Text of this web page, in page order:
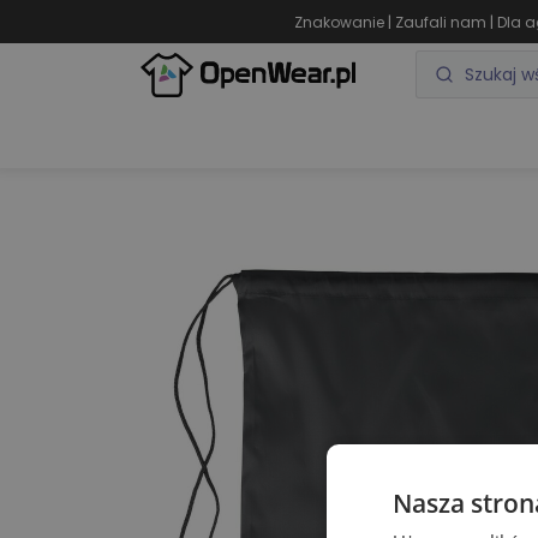
Znakowanie | Zaufali nam | Dla
Nasza